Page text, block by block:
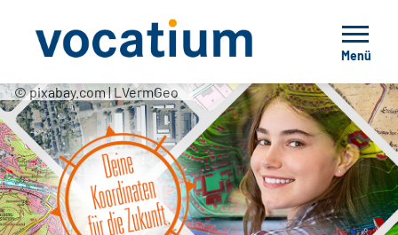
Menü
© pixabay.com | LVermGeo